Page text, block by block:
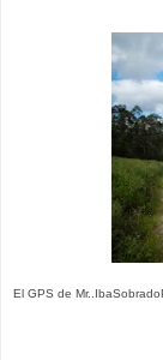
El GPS de